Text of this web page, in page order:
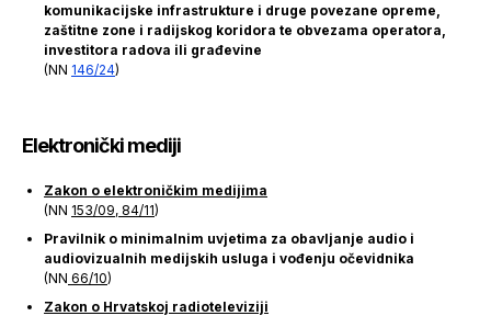
komunikacijske infrastrukture i druge povezane opreme,
zaštitne zone i radijskog koridora te obvezama operatora,
investitora radova ili građevine
(NN 146/24)
Elektronički mediji
Zakon o elektroničkim medijima
(NN 153/09, 84/11)
Pravilnik o minimalnim uvjetima za obavljanje audio i
audiovizualnih medijskih usluga i vođenju očevidnika
(NN 66/10)
Zakon o Hrvatskoj radioteleviziji